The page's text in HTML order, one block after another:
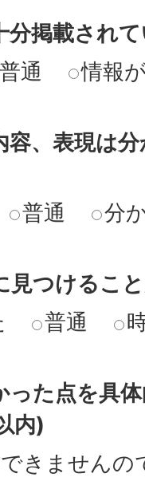
分掲載され
普通 情報
容、表現は
普通 分
見つけるこ
普通
った点を具
内)
きませんの